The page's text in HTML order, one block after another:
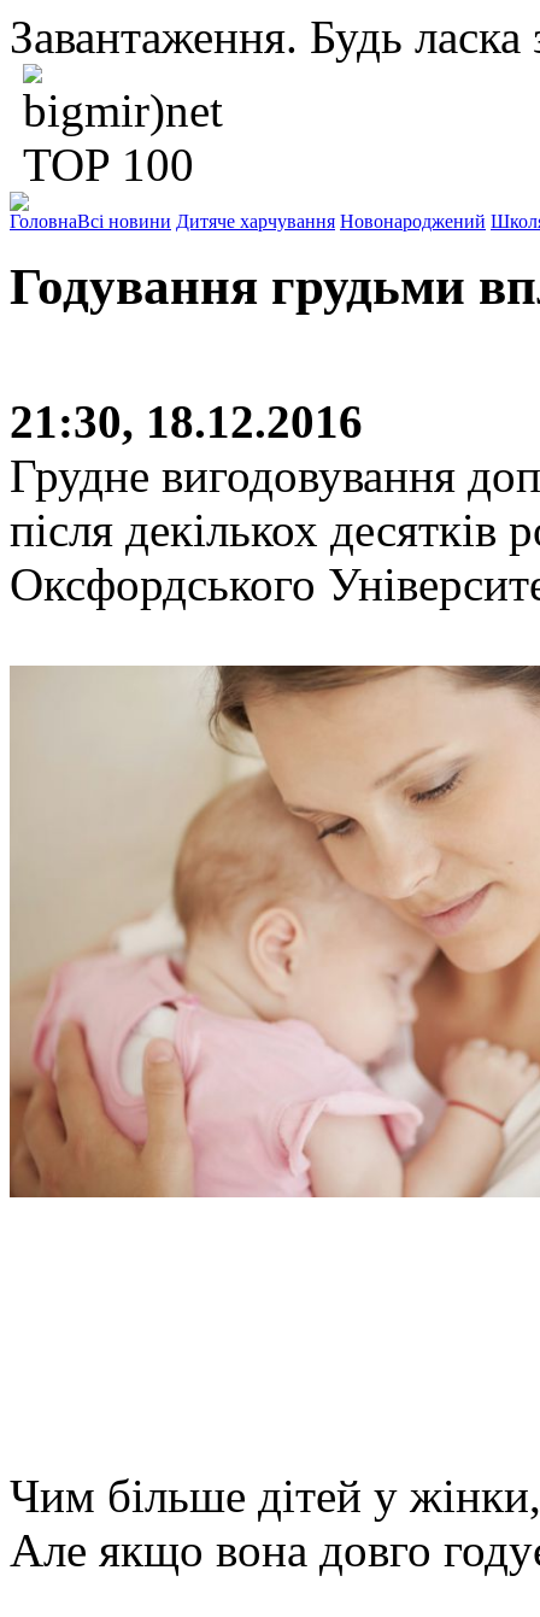
Завантаження. Будь ласка
ГоловнаВсі новини Дитяче харчування Новонароджений
Годування грудьми
21:30, 18.12.2016
Грудне вигодовування
після декількох десятків
Оксфордського
Чим більше дітей у
Але якщо вона довго